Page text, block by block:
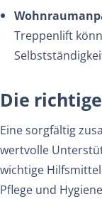
Treppenlift
Die
Eine sorgfältig
wertvolle
wichtige
Pflege und